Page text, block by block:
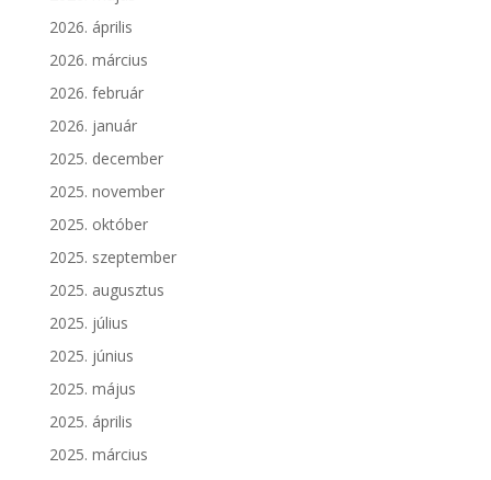
2026. április
2026. március
2026. február
2026. január
2025. december
2025. november
2025. október
2025. szeptember
2025. augusztus
2025. július
2025. június
2025. május
2025. április
2025. március